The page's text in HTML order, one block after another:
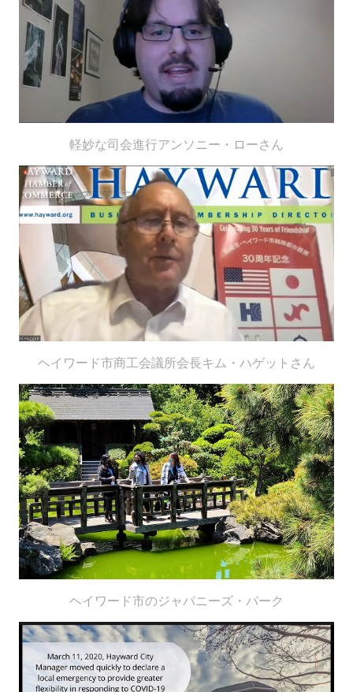
軽妙な司会進行アンソニー・ローさん
ヘイワード市商工会議所会長キム・ハゲットさん
ヘイワード市のジャパニーズ・パーク